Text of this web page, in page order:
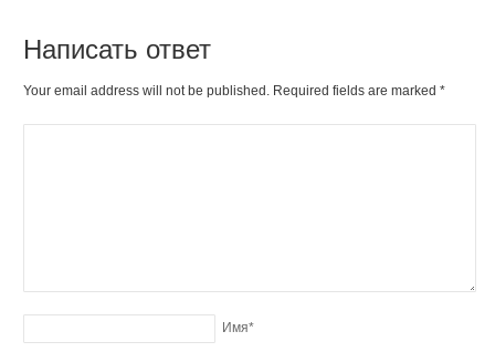
Написать ответ
Your email address will not be published. Required fields are marked*
Имя*